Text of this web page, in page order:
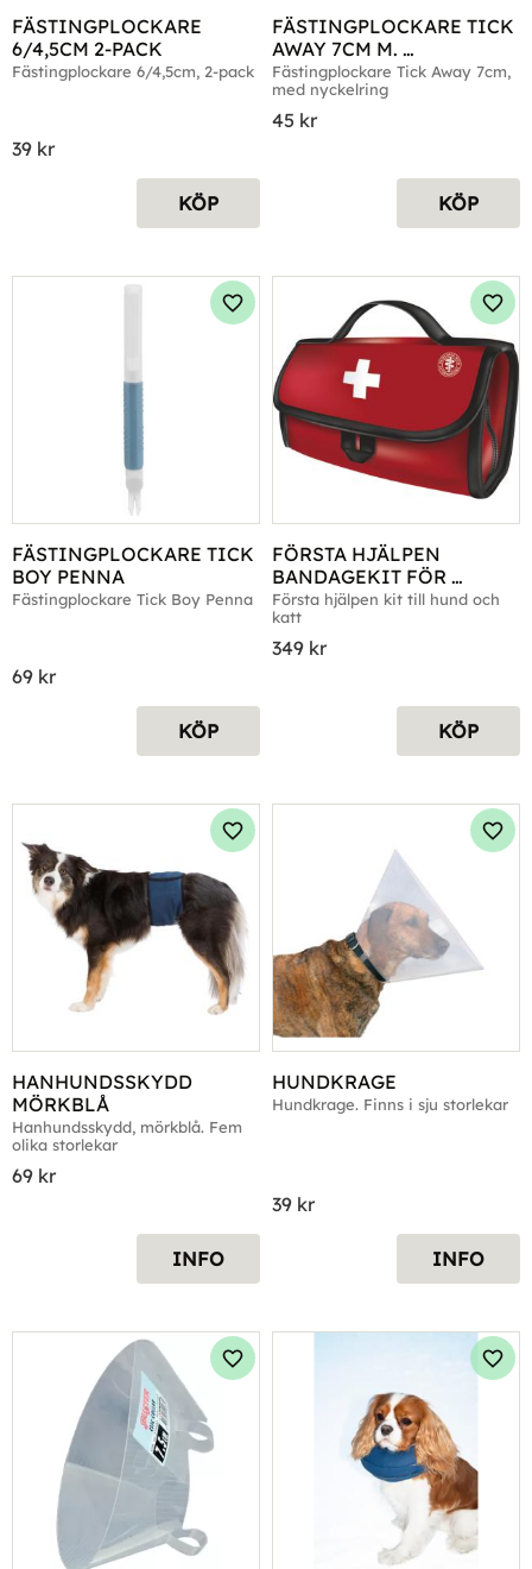
FÄSTINGPLOCKARE
6/4,5CM 2-PACK
Fästingplockare 6/4,5cm, 2-pack
39 kr
KÖP
FÄSTINGPLOCKARE TICK
AWAY 7CM M.
NYCKELRING
Fästingplockare Tick Away 7cm,
med nyckelring
45 kr
KÖP
FÄSTINGPLOCKARE TICK
BOY PENNA
Fästingplockare Tick Boy Penna
69 kr
Lägg till i favoriter
KÖP
FÖRSTA HJÄLPEN
BANDAGEKIT FÖR
HUND/KATT
Första hjälpen kit till hund och
katt
349 kr
KÖP
HANHUNDSSKYDD
MÖRKBLÅ
Hanhundsskydd, mörkblå. Fem
olika storlekar
69 kr
Lägg till i favoriter
INFO
HUNDKRAGE
Hundkrage. Finns i sju storlekar
39 kr
INFO
Lägg till i favoriter